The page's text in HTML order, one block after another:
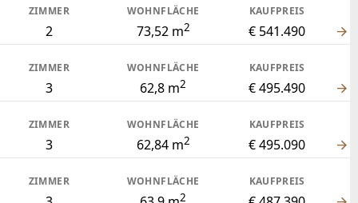
ZIMMER
2
WOHNFLÄCHE
73,52 m2
KAUFPREIS
€ 541.490
ZIMMER
3
WOHNFLÄCHE
62,8 m2
KAUFPREIS
€ 495.490
ZIMMER
3
WOHNFLÄCHE
62,84 m2
KAUFPREIS
€ 495.090
ZIMMER WOHNFLÄCHE
2
KAUFPREIS